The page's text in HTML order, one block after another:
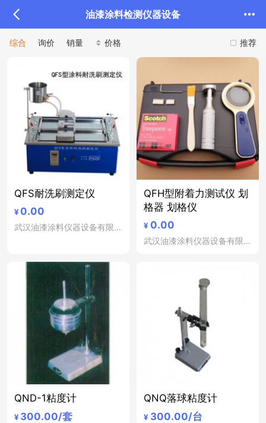
油漆涂料检测仪器设备
推荐
综合 询价 销量 价格
QFS耐洗刷测定仪
¥ 0.00
武汉油漆涂料仪器设备有限公司
QFH型附着力测试仪 划
格器 划格仪
¥ 0.00
武汉油漆涂料仪器设备有限公司
QND-1粘度计
¥ 300.00/套
QNQ落球粘度计
¥ 300.00/台